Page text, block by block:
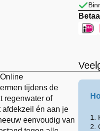
tijdens de
regenwater of
afdekzeil én aan je
eenvoudig van
1.
2.